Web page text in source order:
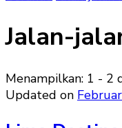
Jalan-
Menampilkan: 1 - 2
Updated on